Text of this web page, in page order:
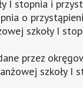
I stopnia i
o
szkoły I
przez
szkoły I